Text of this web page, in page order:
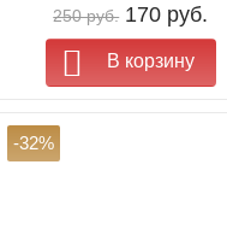
250 руб. 170 руб.
В корзину
-32%